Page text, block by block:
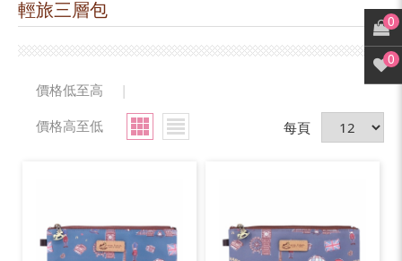
輕旅三層包
價格低至高
|
價格高至低
每頁
0
0